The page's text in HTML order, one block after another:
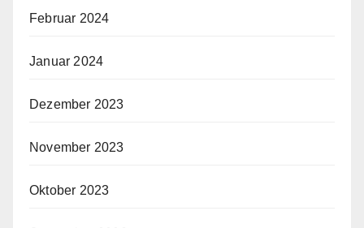
Februar 2024
Januar 2024
Dezember 2023
November 2023
Oktober 2023